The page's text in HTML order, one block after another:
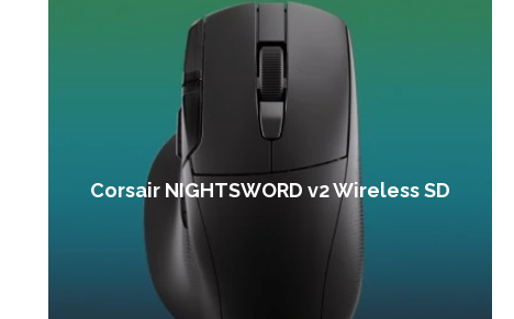
Corsair NIGHTSWORD v2 Wireless SD